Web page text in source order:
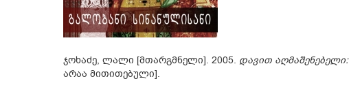
ჯოხაძე, ლალი [მთარგმნელი]. 2005. დავით
არაა მითითებული].